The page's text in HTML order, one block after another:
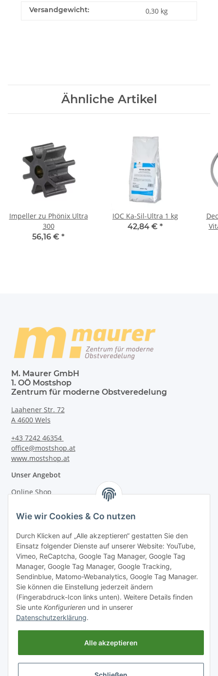
Versandgewicht: 0,30 kg
Ähnliche Artikel
Impeller zu Phönix Ultra
300
56,16 € *
IOC Ka-Sil-Ultra 1 kg
42,84 € *
M. Maurer GmbH
1. OÖ Mostshop
Zentrum für moderne Obstveredelung
Laahener Str. 72
A 4600 Wels
+43 7242 46354
office@mostshop.at
www.mostshop.at
Unser Angebot
Online Shop
Informationen
Gesetzliche Informationen
Wie wir Cookies & Co nutzen
Durch Klicken auf „Alle akzeptieren“ gestatten Sie den
Einsatz folgender Dienste auf unserer Website: YouTube,
Vimeo, ReCaptcha, Google Tag Manager, Google Tag
Manager, Google Tag Manager, Google Tracking,
Sendinblue, Matomo-Webanalytics, Google Tag Manager.
Sie können die Einstellung jederzeit ändern
(Fingerabdruck-Icon links unten). Weitere Details finden
Sie unte Konfigurieren und in unserer
Datenschutzerklärung.
Alle akzeptieren